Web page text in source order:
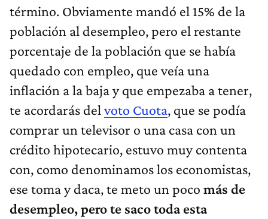
término. Obviamente mandó el 15% de la
población al desempleo, pero el restante
porcentaje de la población que se había
quedado con empleo, que veía una
inflación a la baja y que empezaba a tener,
te acordarás del voto Cuota, que se podía
comprar un televisor o una casa con un
crédito hipotecario, estuvo muy contenta
con, como denominamos los economistas,
ese toma y daca, te meto un poco más de
desempleo, pero te saco toda esta